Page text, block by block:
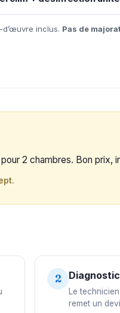
inclus. Pas de
2 chambres. Bon prix,
2
Le
remet un